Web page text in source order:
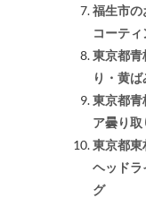
福生市
コーティ
東京都
り・黄
東京都
ア曇り
東京都
ヘッドラ
グ